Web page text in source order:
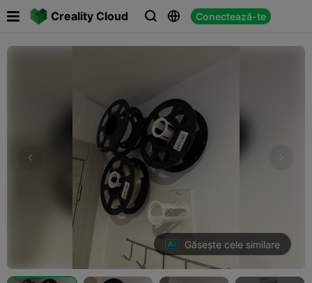
Creality Cloud   Conectează-te
 
Găsește cele similare